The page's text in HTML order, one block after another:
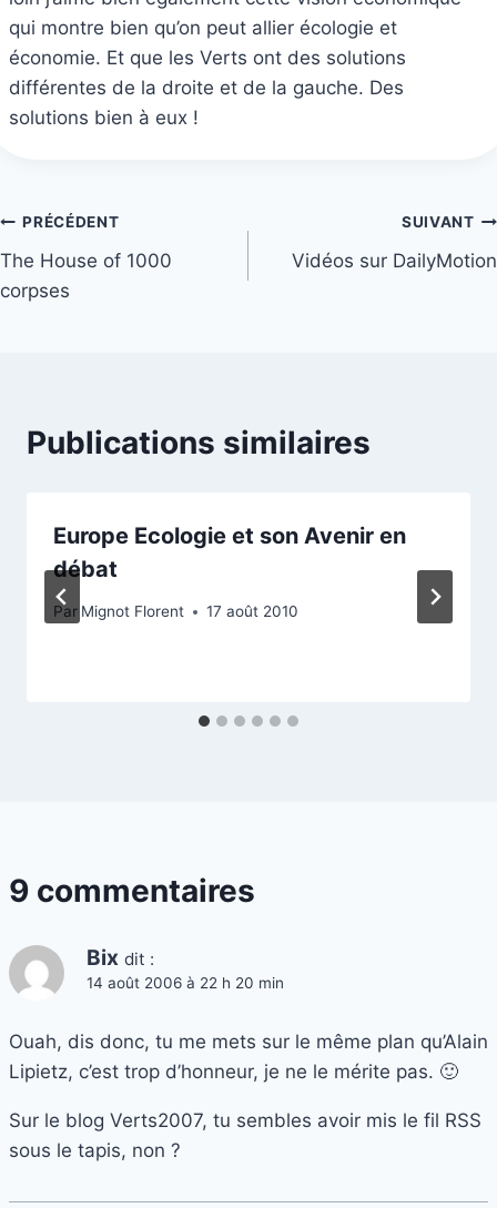
qui montre bien qu’on peut allier écologie et
économie. Et que les Verts ont des solutions
différentes de la droite et de la gauche. Des
solutions bien à eux !
Navigation
de
PRÉCÉDENT
The House of 1000
corpses
SUIVANT
Vidéos sur DailyMotion
Publications similaires
Europe Ecologie et son Avenir en
débat
Par Mignot Florent 17 août 2010
9 commentaires
Bix dit :
14 août 2006 à 22 h 20 min
Ouah, dis donc, tu me mets sur le même plan qu’Alain
Lipietz, c’est trop d’honneur, je ne le mérite pas. 🙂
Sur le blog Verts2007, tu sembles avoir mis le fil RSS
sous le tapis, non ?